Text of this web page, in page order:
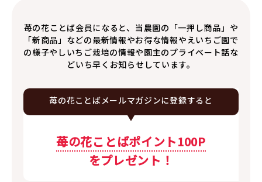
苺の花ことば会員になると、当農園の「一押し商品」や
「新商品」などの最新情報やお得な情報やえいちご園で
の様子やしいちご栽培の情報や園主のプライベート話な
どいち早くお知らせしています。
苺の花ことばメールマガジンに登録すると
苺の花ことばポイント100P
をプレゼント！